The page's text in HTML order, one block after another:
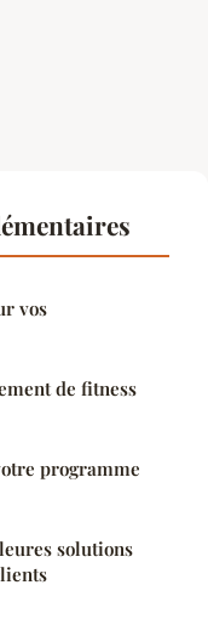
vos
de fitness
programme
solutions